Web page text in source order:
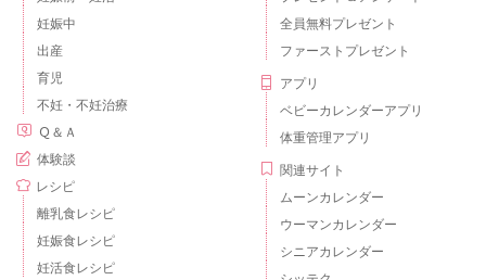
妊娠中
出産
育児
不妊・不妊治療
Ｑ＆Ａ
体験談
レシピ
離乳食レシピ
妊娠食レシピ
妊活食レシピ
全員無料プレゼント
ファーストプレゼント
アプリ
ベビーカレンダーアプリ
体重管理アプリ
関連サイト
ムーンカレンダー
ウーマンカレンダー
シニアカレンダー